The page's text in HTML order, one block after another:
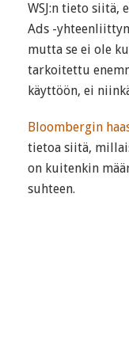
WSJ:n tieto siitä,
Ads -
mutta se ei ole
tarkoitettu
käyttöön, ei
Bloombergin
tietoa siitä,
on kuitenkin
suhteen.